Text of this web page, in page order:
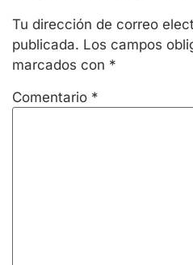
Tu dirección de correo
publicada. Los campos
marcados con *
Comentario *